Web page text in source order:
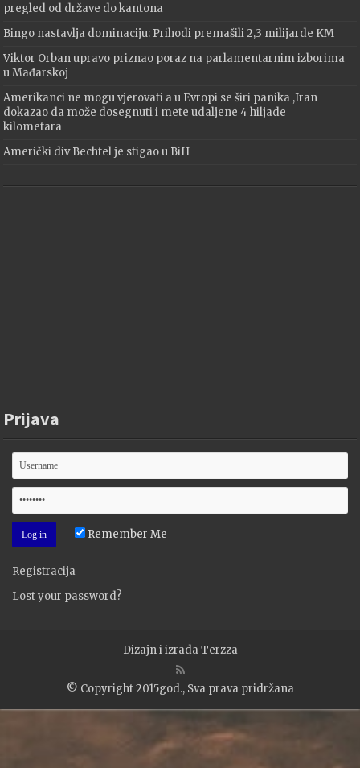
pregled od države do kantona
Bingo nastavlja dominaciju: Prihodi premašili 2,3 milijarde KM
Viktor Orban upravo priznao poraz na parlamentarnim izborima
u Mađarskoj
Amerikanci ne mogu vjerovati a u Evropi se širi panika ,Iran
dokazao da može dosegnuti i mete udaljene 4 hiljade
kilometara
Američki div Bechtel je stigao u BiH
Prijava
Remember Me
Registracija
Lost your password?
Dizajn i izradaTerzza
© Copyright 2015god., Sva prava pridržana
WP2Social Auto PublishPowered By :XYZScripts.com